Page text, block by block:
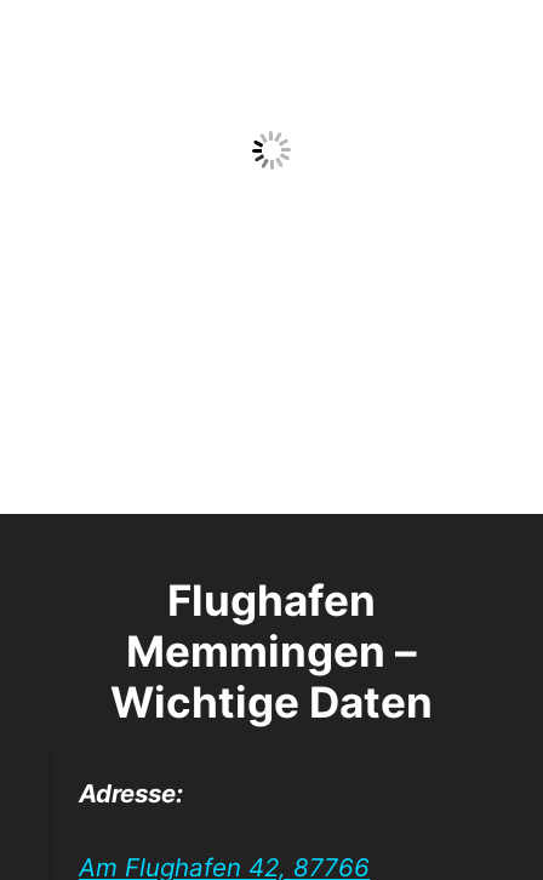
Flughafen
Memmingen –
Wichtige Daten
Adresse:
Am Flughafen 42, 87766